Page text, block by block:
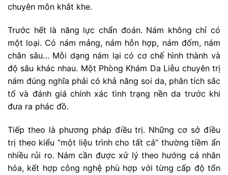
chuyên môn khắt khe.
Trước hết là năng lực chẩn đoán. Nám không chỉ có
một loại. Có nám mảng, nám hỗn hợp, nám đốm, nám
chân sâu… Mỗi dạng nám lại có cơ chế hình thành và
độ sâu khác nhau. Một Phòng Khám Da Liễu chuyên trị
nám đúng nghĩa phải có khả năng soi da, phân tích sắc
tố và đánh giá chính xác tình trạng nền da trước khi
đưa ra phác đồ.
Tiếp theo là phương pháp điều trị. Những cơ sở điều
trị theo kiểu “một liệu trình cho tất cả” thường tiềm ẩn
nhiều rủi ro. Nám cần được xử lý theo hướng cá nhân
hóa, kết hợp công nghệ phù hợp với từng cấp độ tổn